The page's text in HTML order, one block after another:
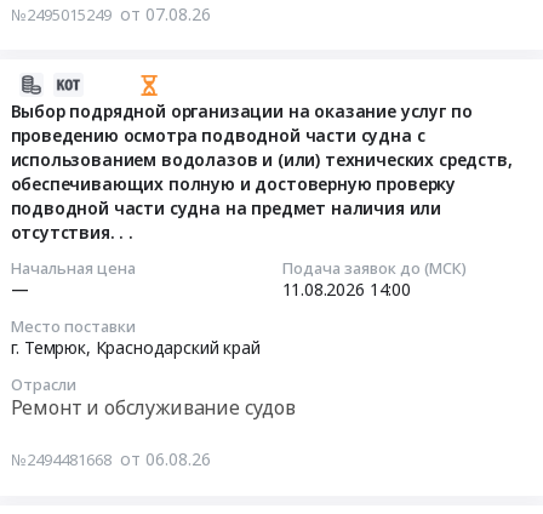
Товары для Спорта, Отдыха, Развлечений, Предметы
Искусства
Металлургическое производство
Химическая продукция
Лесообработка, Изделия из дерева
Сельское хозяйство
Услуги ЖКХ
Социальные услуги
№2495015249 от 07.08.26
Выбор подрядной организации на оказание услуг по
проведению осмотра подводной части судна с
использованием водолазов и (или) технических средств,
обеспечивающих полную и достоверную проверку
подводной части судна на предмет наличия или
отсутствия. . .
Начальная цена
—
Подача заявок до (МСК)
11.08.2026 14:00
Место поставки
г. Темрюк, Краснодарский край
Отрасли
Ремонт и обслуживание судов
№2494481668 от 06.08.26